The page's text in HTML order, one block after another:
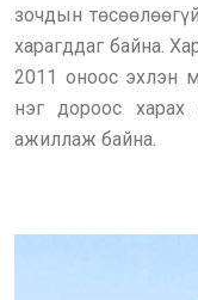
зочдын
харагддаг байна.
2011 оноос эхлэн
нэг дороос харах
ажиллаж байна.